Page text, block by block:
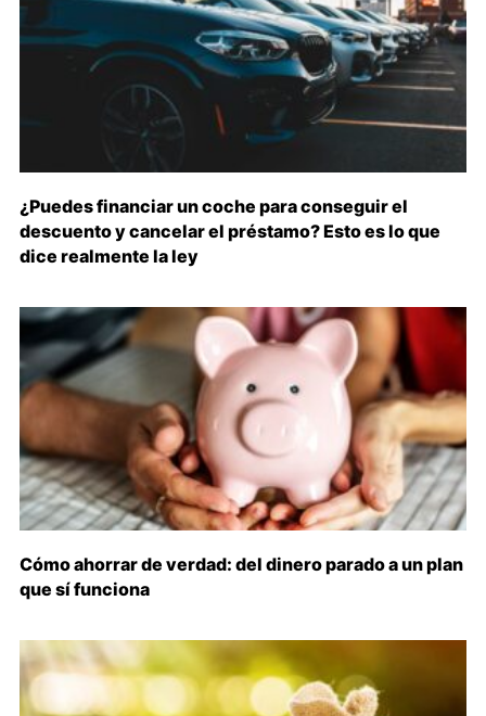
¿Puedes financiar un coche para conseguir el
descuento y cancelar el préstamo? Esto es lo que
dice realmente la ley
Cómo ahorrar de verdad: del dinero parado a un plan
que sí funciona